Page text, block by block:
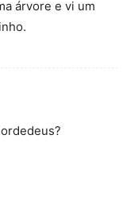
árvore e vi um